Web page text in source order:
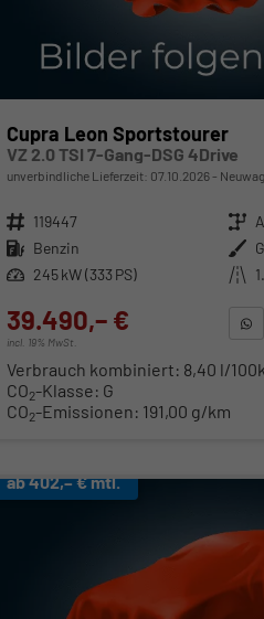
Cupra Leon Sportstourer
VZ 2.0 TSI 7-Gang-DSG 4Drive
unverbindliche Lieferzeit: 07.10.2026
Fahrzeugnr. 119447 Getriebe
Kraftstoff Benzin Außenfarbe
Leistung 245 kW (333 PS) Kilometerstand
39.490,– €
incl. 19% MwSt.
Verbrauch kombiniert: 8,40 l/
CO2-Klasse: G
CO2-Emissionen: 191,00 g/km
ab 402,– € mtl.